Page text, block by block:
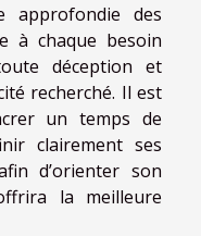
approfondie des
à chaque besoin
déception et
recherché. Il est
un temps de
clairement ses
d’orienter son
la meilleure